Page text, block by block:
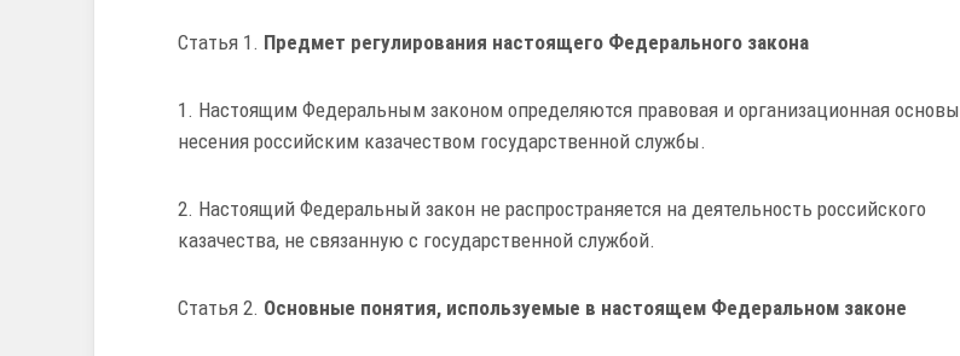
Статья 1. Предмет регулирования настоящего Федерального закона
1. Настоящим Федеральным законом определяются правовая и организационная основы
несения российским казачеством государственной службы.
2. Настоящий Федеральный закон не распространяется на деятельность российского
казачества, не связанную с государственной службой.
Статья 2. Основные понятия, используемые в настоящем Федеральном законе